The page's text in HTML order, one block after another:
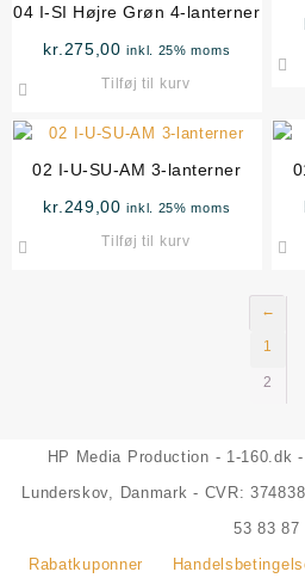
04 I-SI Højre Grøn 4-lanterner
kr. 275,00 inkl. 25% moms
Tilføj til kurv
02 I-U-SU-AM 3-lanterner
kr. 249,00 inkl. 25% moms
Tilføj til kurv
←
1
2
HP Media Production - 1-160.dk
Lunderskov, Danmark - CVR:
53 83 87
Rabatkuponner